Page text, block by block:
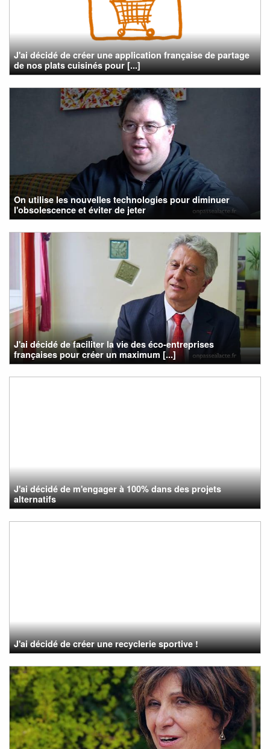
J'ai décidé de créer une application française de partage
de nos plats cuisinés pour [...]
On utilise les nouvelles technologies pour diminuer
l'obsolescence et éviter de jeter
J'ai décidé de faciliter la vie des éco-entreprises
françaises pour créer un maximum [...]
J'ai décidé de m'engager à 100% dans des projets
alternatifs
J'ai décidé de créer une recyclerie sportive !